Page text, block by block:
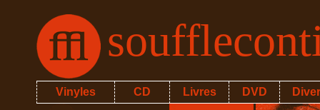
Vinyles CD Livres DVD